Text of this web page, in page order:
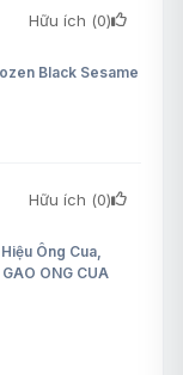
Hữu ích (0)
Black Sesame
Hữu ích (0)
Ông Cua,
ONG CUA